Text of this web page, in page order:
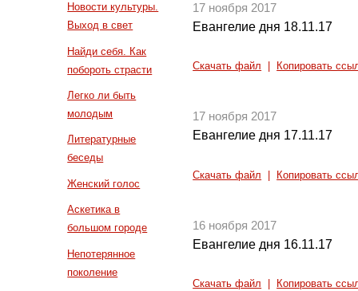
Новости культуры.
Выход в свет
Найди себя. Как
побороть страсти
Легко ли быть
молодым
Литературные
беседы
Женский голос
Аскетика в
большом городе
Непотерянное
поколение
17 ноября 2017
Евангелие дня 18.11.17
Скачать файл Копировать
17 ноября 2017
Евангелие дня 17.11.17
Скачать файл Копировать
16 ноября 2017
Евангелие дня 16.11.17
Скачать файл Копировать